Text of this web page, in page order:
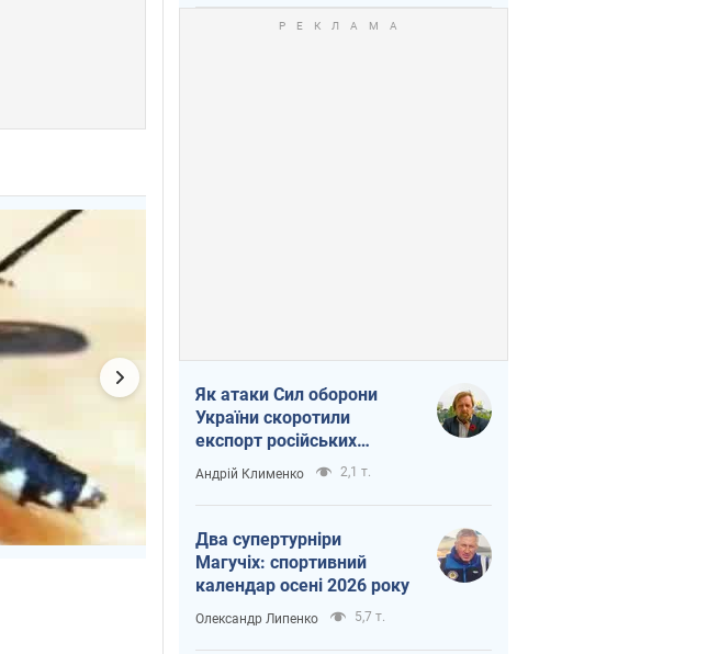
Як атаки Сил оборони
України скоротили
експорт російських
нафтопродуктів
Андрій Клименко 2,1 т.
Два супертурніри
Магучіх: спортивний
календар осені 2026 року
Олександр Липенко 5,7 т.